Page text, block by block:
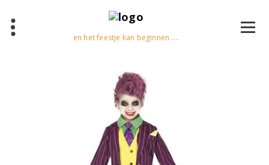
en het feestje kan beginnen ....